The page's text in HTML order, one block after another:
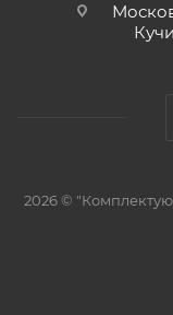
2026 ©